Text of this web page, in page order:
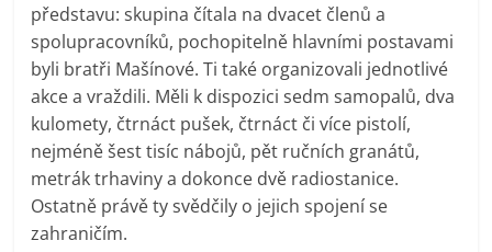
představu: skupina čítala na dvacet členů a
spolupracovníků, pochopitelně hlavními postavami
byli bratři Mašínové. Ti také organizovali jednotlivé
akce a vraždili. Měli k dispozici sedm samopalů, dva
kulomety, čtrnáct pušek, čtrnáct či více pistolí,
nejméně šest tisíc nábojů, pět ručních granátů,
metrák trhaviny a dokonce dvě radiostanice.
Ostatně právě ty svědčily o jejich spojení se
zahraničím.